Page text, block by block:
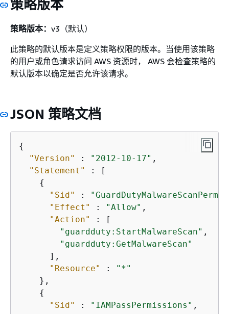
策略版本
策略版本： v3（默认）
此策略的默认版本是定义策略权限的版本。当使用该策略
的用户或角色请求访问 AWS 资源时， AWS 会检查策略的
默认版本以确定是否允许该请求。
JSON 策略文档
{
"Version"
: "2012-10-17" ,
"Statement"
: [
{
"Sid"
:
"Effect"
: "Allow" ,
"Action"
: [
"guardduty:StartMalwareScan" ,
"guardduty:GetMalwareScan"
      ],
"Resource"
:
"*"
    },
{
"Sid"
: "IAMPassPermissions" ,